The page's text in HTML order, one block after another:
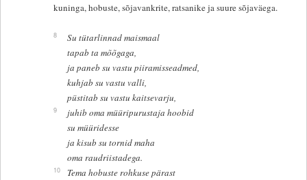
kuninga, hobuste, sõjavankrite, ratsanike ja suure sõjaväega.
8
Su tütarlinnad maismaal
tapab ta mõõgaga,
ja paneb su vastu piiramisseadmed,
kuhjab su vastu valli,
püstitab su vastu kaitsevarju,
9
juhib oma müüripurustaja hoobid
su müüridesse
ja kisub su tornid maha
oma raudriistadega.
10
Tema hobuste rohkuse pärast